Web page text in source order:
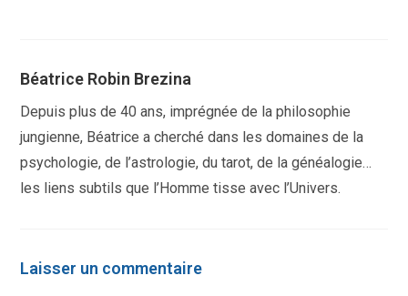
Béatrice Robin Brezina
Depuis plus de 40 ans, imprégnée de la philosophie
jungienne, Béatrice a cherché dans les domaines de la
psychologie, de l’astrologie, du tarot, de la généalogie…
les liens subtils que l’Homme tisse avec l’Univers.
Laisser un commentaire